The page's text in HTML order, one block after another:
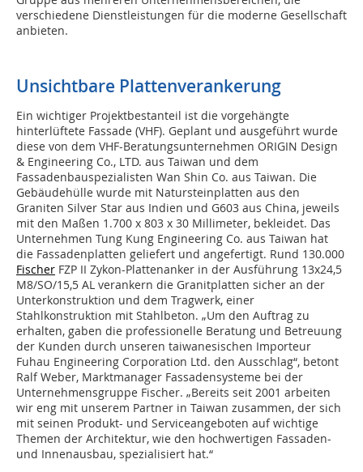
verschiedene Dienstleistungen für die moderne Gesellschaft
anbieten.
Unsichtbare Plattenverankerung
Ein wichtiger Projektbestanteil ist die vorgehängte
hinterlüftete Fassade (VHF). Geplant und ausgeführt wurde
diese von dem VHF-Beratungsunternehmen ORIGIN Design
& Engineering Co., LTD. aus Taiwan und dem
Fassadenbauspezialisten Wan Shin Co. aus Taiwan. Die
Gebäudehülle wurde mit Natursteinplatten aus den
Graniten Silver Star aus Indien und G603 aus China, jeweils
mit den Maßen 1.700 x 803 x 30 Millimeter, bekleidet. Das
Unternehmen Tung Kung Engineering Co. aus Taiwan hat
die Fassadenplatten geliefert und angefertigt. Rund 130.000
Fischer FZP II Zykon-Plattenanker in der Ausführung 13x24,5
M8/SO/15,5 AL verankern die Granitplatten sicher an der
Unterkonstruktion und dem Tragwerk, einer
Stahlkonstruktion mit Stahlbeton. „Um den Auftrag zu
erhalten, gaben die professionelle Beratung und Betreuung
der Kunden durch unseren taiwanesischen Importeur
Fuhau Engineering Corporation Ltd. den Ausschlag“, betont
Ralf Weber, Marktmanager Fassadensysteme bei der
Unternehmensgruppe Fischer. „Bereits seit 2001 arbeiten
wir eng mit unserem Partner in Taiwan zusammen, der sich
mit seinen Produkt- und Serviceangeboten auf wichtige
Themen der Architektur, wie den hochwertigen Fassaden-
und Innenausbau, spezialisiert hat.“